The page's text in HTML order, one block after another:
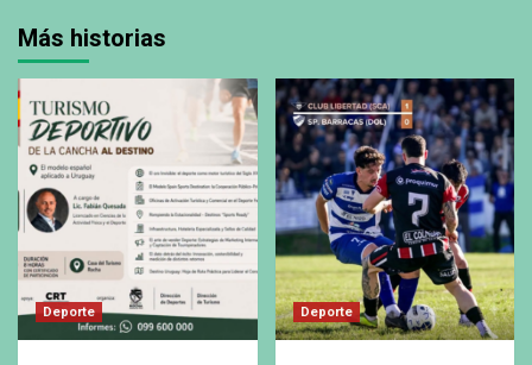
Más historias
Deporte Deporte